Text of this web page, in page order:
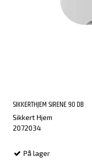
SIKKERTHJEM SIRENE 90 DB
Sikkert Hjem
2072034
På lager